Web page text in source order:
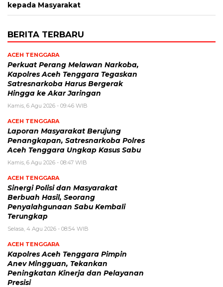
kepada Masyarakat
BERITA TERBARU
ACEH TENGGARA
Perkuat Perang Melawan Narkoba,
Kapolres Aceh Tenggara Tegaskan
Satresnarkoba Harus Bergerak
Hingga ke Akar Jaringan
Kamis, 6 Agu 2026 - 09:46 WIB
ACEH TENGGARA
Laporan Masyarakat Berujung
Penangkapan, Satresnarkoba Polres
Aceh Tenggara Ungkap Kasus Sabu
Kamis, 6 Agu 2026 - 08:47 WIB
ACEH TENGGARA
Sinergi Polisi dan Masyarakat
Berbuah Hasil, Seorang
Penyalahgunaan Sabu Kembali
Terungkap
Selasa, 4 Agu 2026 - 08:54 WIB
ACEH TENGGARA
Kapolres Aceh Tenggara Pimpin
Anev Mingguan, Tekankan
Peningkatan Kinerja dan Pelayanan
Presisi